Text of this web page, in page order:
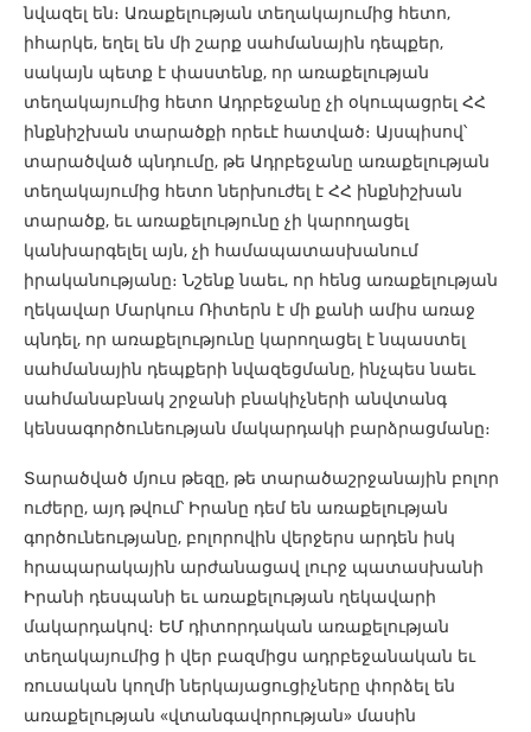
նվազել են։ Առաքելության տեղակայումից հետո,
իհարկե, եղել են մի շարք սահմանային դեպքեր,
սակայն պետք է փաստենք, որ առաքելության
տեղակայումից հետո Ադրբեջանը չի օկուպացրել ՀՀ
ինքնիշխան տարածքի որեւէ հատված։ Այսպիսով՝
տարածված պնդումը, թե Ադրբեջանը առաքելության
տեղակայումից հետո ներխուժել է ՀՀ ինքնիշխան
տարածք, եւ առաքելությունը չի կարողացել
կանխարգելել այն, չի համապատասխանում
իրականությանը։ Նշենք նաեւ, որ հենց առաքելության
ղեկավար Մարկուս Ռիտերն է մի քանի ամիս առաջ
պնդել, որ առաքելությունը կարողացել է նպաստել
սահմանային դեպքերի նվազեցմանը, ինչպես նաեւ
սահմանաբնակ շրջանի բնակիչների անվտանգ
կենսագործունեության մակարդակի բարձրացմանը։
Տարածված մյուս թեզը, թե տարածաշրջանային բոլոր
ուժերը, այդ թվում՝ Իրանը դեմ են առաքելության
գործունեությանը, բոլորովին վերջերս արդեն իսկ
հրապարակային արժանացավ լուրջ պատասխանի
Իրանի դեսպանի եւ առաքելության ղեկավարի
մակարդակով։ ԵՄ դիտորդական առաքելության
տեղակայումից ի վեր բազմիցս ադրբեջանական եւ
ռուսական կողմի ներկայացուցիչները փորձել են
առաքելության «վտանգավորության» մասին